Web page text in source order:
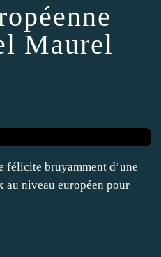
Maurel
félicite bruyamment d’une
niveau européen pour